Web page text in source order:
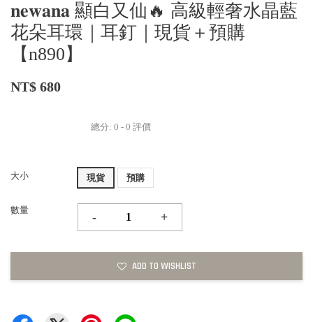
𝐧𝐞𝐰𝐚𝐧𝐚 顯白又仙🔥 高級輕奢水晶藍
花朵耳環｜耳釘｜現貨＋預購
【n890】
NT$ 680
總分: 0 - 0 評價
大小 現貨 預購
數量
- +
ADD TO WISHLIST